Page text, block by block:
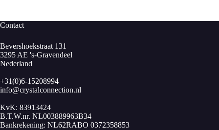
Contact
Bevershoekstraat 131
3295 AE 's-Gravendeel
Nederland
+31(0)6-15208994
info@crystalconnection.nl
KvK: 83913424
B.T.W.nr. NL003889963B34
Bankrekening: NL62RABO 0372358853